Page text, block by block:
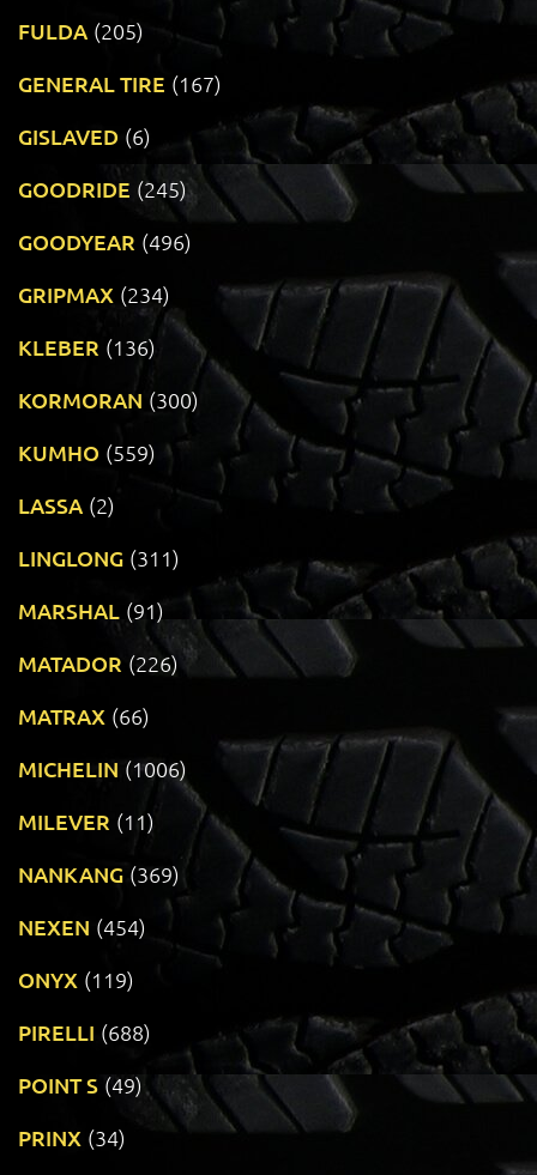
FULDA (205)
GENERAL TIRE (167)
GISLAVED (6)
GOODRIDE (245)
GOODYEAR (496)
GRIPMAX (234)
KLEBER (136)
KORMORAN (300)
KUMHO (559)
LASSA (2)
LINGLONG (311)
MARSHAL (91)
MATADOR (226)
MATRAX (66)
MICHELIN (1006)
MILEVER (11)
NANKANG (369)
NEXEN (454)
ONYX (119)
PIRELLI (688)
POINT S (49)
PRINX (34)